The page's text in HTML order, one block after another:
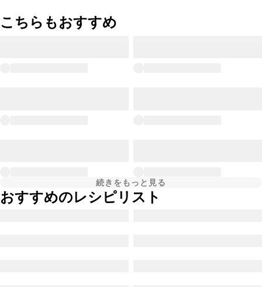
こちらもおすすめ
続きをもっと見る
おすすめのレシピリスト